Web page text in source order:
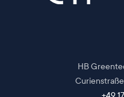
HB
Curienstraße